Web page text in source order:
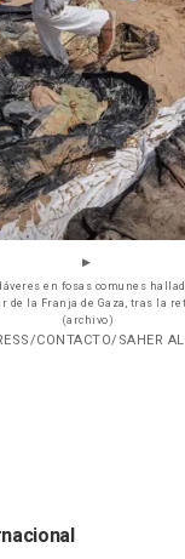
en fosas comunes
de la Franja de Gaza, tras la
(archivo)
CONTACTO/SAHER